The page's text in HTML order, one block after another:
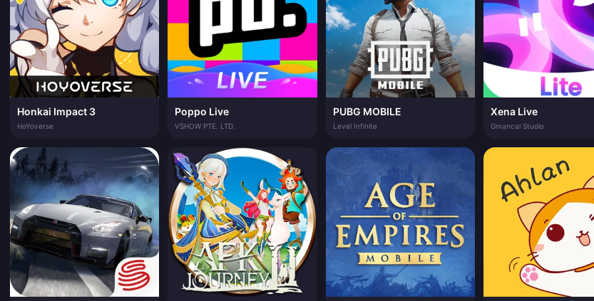
Honkai Impact 3
HoYoverse
Poppo Live
VSHOW PTE. LTD.
PUBG MOBILE
Level Infinite
Xena Live
Gmancal Studio